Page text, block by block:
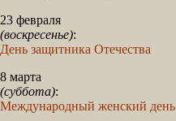
23 февраля
(воскресенье):
День защитника Отечества
8 марта
(суббота):
Международный женский день